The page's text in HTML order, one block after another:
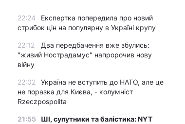
22:24
Експертка попередила про новий
стрибок цін на популярну в Україні крупу
22:12
Два передбачення вже збулись:
"живий Нострадамус" напророчив нову
війну
22:02
Україна не вступить до НАТО, але це
не поразка для Києва, - колумніст
Rzeczpospolita
21:55
ШІ, супутники та балістика: NYT